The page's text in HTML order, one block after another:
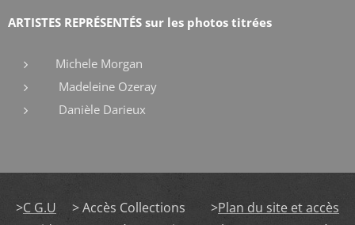
ARTISTES REPRÉSENTÉS sur les photos titrées
Michele Morgan
Madeleine Ozeray
Danièle Darieux
>C G.U > Accès Collections >Plan du site et accès